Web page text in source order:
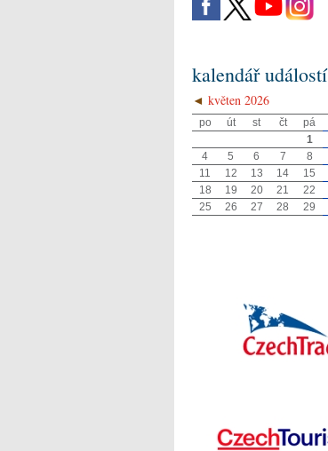
kalendář událostí
◄ květen 2026
po út st čt pá
1
4
5 6 7 8
11
12 13 14 15
18
19 20 21 22
25
26 27 28 29